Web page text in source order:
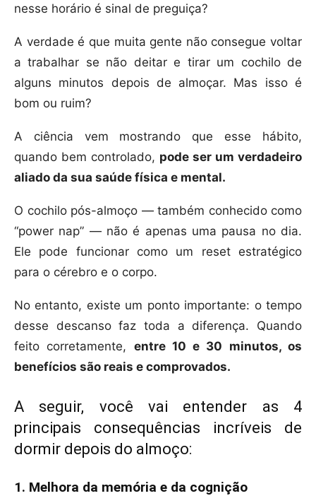
nesse horário é sinal de preguiça?
A verdade é que muita gente não consegue voltar
a trabalhar se não deitar e tirar um cochilo de
alguns minutos depois de almoçar. Mas isso é
bom ou ruim?
A ciência vem mostrando que esse hábito,
quando bem controlado, pode ser um verdadeiro
aliado da sua saúde física e mental.
O cochilo pós-almoço — também conhecido como
“power nap” — não é apenas uma pausa no dia.
Ele pode funcionar como um reset estratégico
para o cérebro e o corpo.
No entanto, existe um ponto importante: o tempo
desse descanso faz toda a diferença. Quando
feito corretamente, entre 10 e 30 minutos, os
benefícios são reais e comprovados.
A seguir, você vai entender as 4
principais consequências incríveis de
dormir depois do almoço:
1. Melhora da memória e da cognição